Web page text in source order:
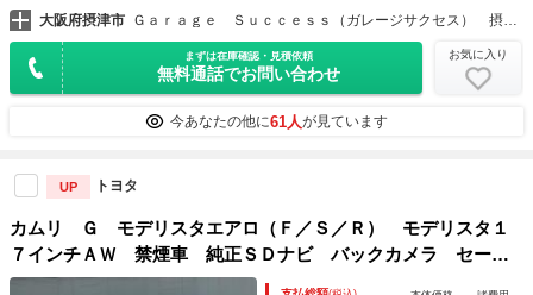
大阪府摂津市 Ｇａｒａｇｅ Ｓｕｃｃｅｓｓ（ガレージサクセス） 摂津本店 カスタムカー専門店
まずは在庫確認・見積依頼
無料通話でお問い合わせ
お気に入り
今あなたの他に61人が見ています
UP トヨタ
カムリ Ｇ モデリスタエアロ（Ｆ／Ｓ／Ｒ） モデリスタ１
７インチＡＷ 禁煙車 純正ＳＤナビ バックカメラ セーフ
ティセンスＰ 革巻きステアリング ファブリックシート パ